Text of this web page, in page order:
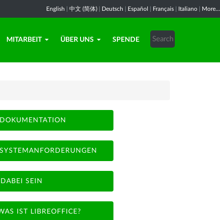
English 中文 (简体) Deutsch Español Français Italiano More...
MITARBEIT ÜBER UNS SPENDE
DOKUMENTATION
SYSTEMANFORDERUNGEN
DABEI SEIN
IST LIBREOFFICE?